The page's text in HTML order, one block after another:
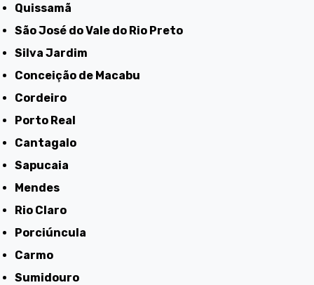
Quissamã
São José do Vale do Rio Preto
Silva Jardim
Conceição de Macabu
Cordeiro
Porto Real
Cantagalo
Sapucaia
Mendes
Rio Claro
Porciúncula
Carmo
Sumidouro